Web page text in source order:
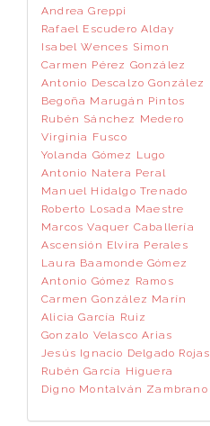
Andrea Greppi
Rafael Escudero Alday
Isabel Wences Simon
Carmen Pérez González
Antonio Descalzo González
Begoña Marugán Pintos
Rubén Sánchez Medero
Virginia Fusco
Yolanda Gómez Lugo
Antonio Natera Peral
Manuel Hidalgo Trenado
Roberto Losada Maestre
Marcos Vaquer Caballería
Ascensión Elvira Perales
Laura Baamonde Gómez
Antonio Gómez Ramos
Carmen González Marín
Alicia García Ruiz
Gonzalo Velasco Arias
Jesús Ignacio Delgado Rojas
Rubén García Higuera
Digno Montalván Zambrano